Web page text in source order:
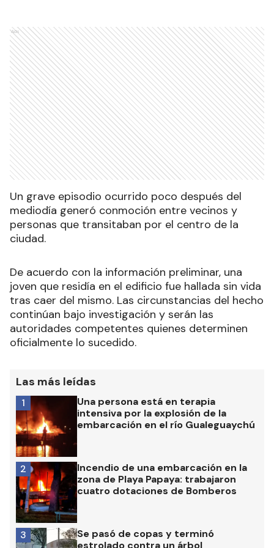
Ads
Un grave episodio ocurrido poco después del
mediodía generó conmoción entre vecinos y
personas que transitaban por el centro de la
ciudad.
De acuerdo con la información preliminar, una
joven que residía en el edificio fue hallada sin vida
tras caer del mismo. Las circunstancias del hecho
continúan bajo investigación y serán las
autoridades competentes quienes determinen
oficialmente lo sucedido.
Las más leídas
Una persona está en terapia
intensiva por la explosión de la
embarcación en el río Gualeguaychú
1
Incendio de una embarcación en la
zona de Playa Papaya: trabajaron
cuatro dotaciones de Bomberos
2
Se pasó de copas y terminó
estrolado contra un árbol
3